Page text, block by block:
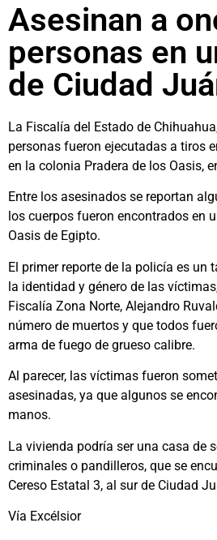
Asesinan a
personas en
de Ciudad
La Fiscalía del Estado de
personas fueron ejecutadas a tiros
en la colonia Pradera de los Oasis,
Entre los asesinados se reportan
los cuerpos fueron encontrados en
Oasis de Egipto.
El primer reporte de la policía es un
la identidad y género de las
Fiscalía Zona Norte, Alejandro
número de muertos y que todos
arma de fuego de grueso calibre.
Al parecer, las víctimas fueron
asesinadas, ya que algunos se
manos.
La vivienda podría ser una casa de
criminales o pandilleros, que se
Cereso Estatal 3, al sur de Ciudad
Vía Excélsior